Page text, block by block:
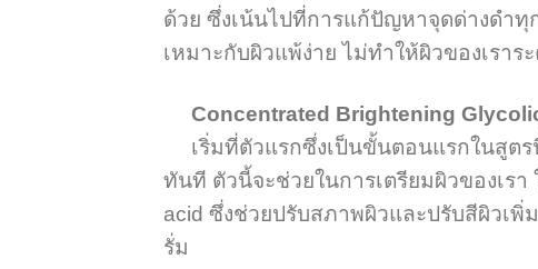
ด้วย ซึ่งเน้นไปที่การแก้ปัญหาจุดด่างดำทุ
เหมาะกับผิวแพ้ง่าย ไม่ทำให้ผิวของเราร
Concentrated Brightening
เริ่มที่ตัวแรกซึ่งเป็นขั้นตอนแรกในสูตร
ทันที ตัวนี้จะช่วยในการเตรียมผิวของเร
acid ซึ่งช่วยปรับสภาพผิวและปรับสีผิวเพิ่
รั่ม